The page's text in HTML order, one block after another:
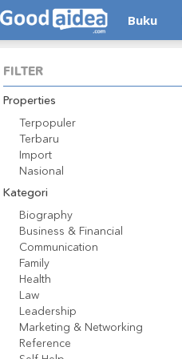
Buku
FILTER
Properties
Terpopuler
Terbaru
Import
Nasional
Kategori
Biography
Business & Financial
Communication
Family
Health
Law
Leadership
Marketing & Networking
Reference